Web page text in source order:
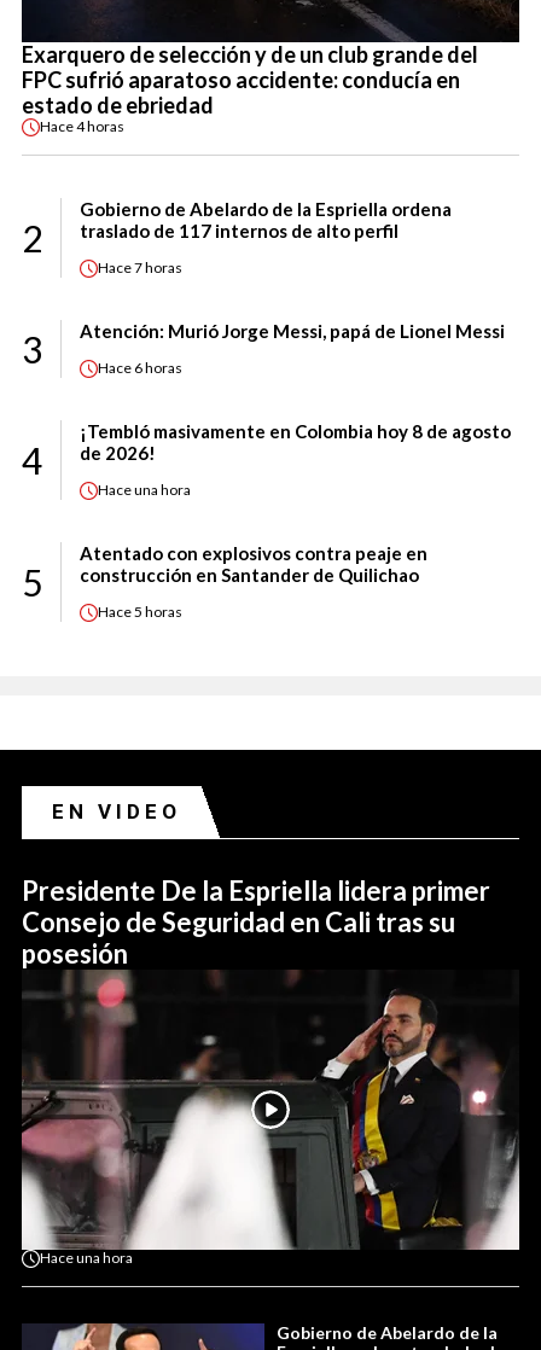
Exarquero de selección y de un club grande del
FPC sufrió aparatoso accidente: conducía en
estado de ebriedad
Hace4 horas
2
Gobierno de Abelardo de la Espriella ordena
traslado de 117 internos de alto perfil
Hace7 horas
3 Atención: Murió Jorge Messi, papá de Lionel Messi
Hace 6 horas
4
¡Tembló masivamente en Colombia hoy 8 de agosto
de 2026!
Haceuna hora
5
Atentado con explosivos contra peaje en
construcción en Santander de Quilichao
Hace5 horas
EN VIDEO
Presidente De la Espriella lidera primer
Consejo de Seguridad en Cali tras su
posesión
Haceuna hora
Gobierno de Abelardo de la